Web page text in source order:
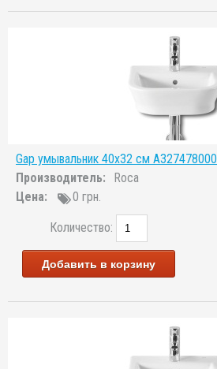
Gap умывальник 40x32 см A327478000
Производитель:
Roca
Цена:
0 грн.
Количество:
Добавить в корзину